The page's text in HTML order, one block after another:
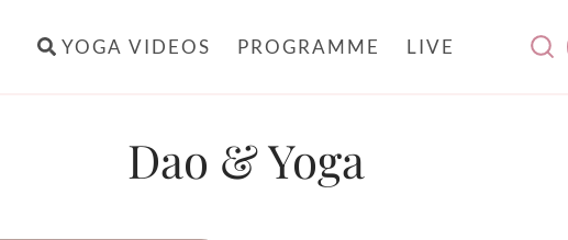
YOGA VIDEOS PROGRAMME LIVE
Dao & Yoga